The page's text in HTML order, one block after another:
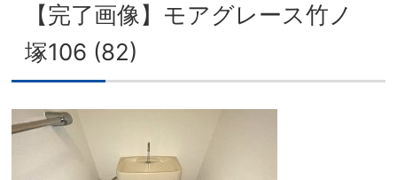
【完了画像】モアグレース竹ノ
塚106 (82)